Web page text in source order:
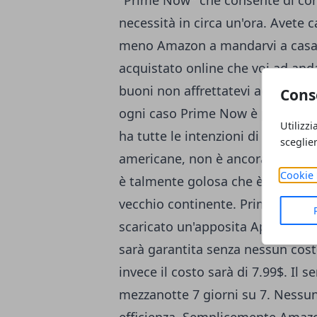
Cookie
necessità in circa un'ora. Avete
meno Amazon a mandarvi a
acquistato online che voi ad
buoni non affrettatevi ad andare
ogni caso Prime Now è per ora
ha tutte le intenzioni di offrire il
americane, non è ancora certo
è talmente golosa che è difficile
vecchio continente. Prime Now
scaricato un'apposita App per
sarà garantita senza nessun
invece il costo sarà di 7.99$. Il
mezzanotte 7 giorni su 7.